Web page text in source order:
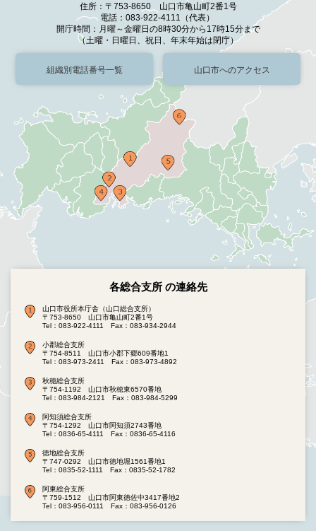
住所：〒753-8650 山口市亀山町2番1号
電話：083-922-4111（代表）
開庁時間：月曜～金曜日の8時30分から17時15分まで
（土曜・日曜日、祝日、年末年始は閉庁）
組織別電話番号一覧 山口市へのアクセス
各総合支所 の連絡先
山口市役所本庁舎（山口総合支所）
〒753-8650 山口市亀山町2番1号
Tel：083-922-4111
Fax：083-934-2944
小郡総合支所
〒754-8511 山口市小郡下郷609番地1
Tel：083-973-2411
Fax：083-973-4892
秋穂総合支所
〒754-1192 山口市秋穂東6570番地
Tel：083-984-2121
Fax：083-984-5299
阿知須総合支所
〒754-1292 山口市阿知須2743番地
Tel：0836-65-4111
Fax：0836-65-4116
徳地総合支所
〒747-0292 山口市徳地堀1561番地1
Tel：0835-52-1111
Fax：0835-52-1782
阿東総合支所
〒759-1512 山口市阿東徳佐中3417番地2
Tel：083-956-0111
Fax：083-956-0126